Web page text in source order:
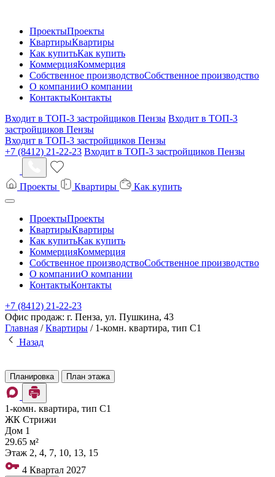
ПроектыПроекты
КвартирыКвартиры
Как купитьКак купить
КоммерцияКоммерция
Собственное производствоСобственное производство
О компанииО компании
КонтактыКонтакты
Входит в ТОП-3 застройщиков Пензы Входит в ТОП-3
застройщиков Пензы
Входит в ТОП-3 застройщиков Пензы
+7 (8412) 21-22-23 Входит в ТОП-3 застройщиков Пензы
Проекты Квартиры Как купить
ПроектыПроекты
КвартирыКвартиры
Как купитьКак купить
КоммерцияКоммерция
Собственное производствоСобственное производство
О компанииО компании
КонтактыКонтакты
+7 (8412) 21-22-23
Офис продаж: г. Пенза, ул. Пушкина, 43
Главная /Квартиры / 1-комн. квартира, тип С1
Назад
Планировка План этажа
1-комн. квартира, тип С1
ЖК Стрижи
Дом 1
29.65 м²
Этаж 2, 4, 7, 10, 13, 15
4 Квартал 2027